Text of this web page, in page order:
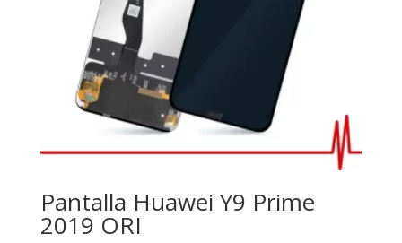
Pantalla Huawei Y9 Prime
2019 ORI